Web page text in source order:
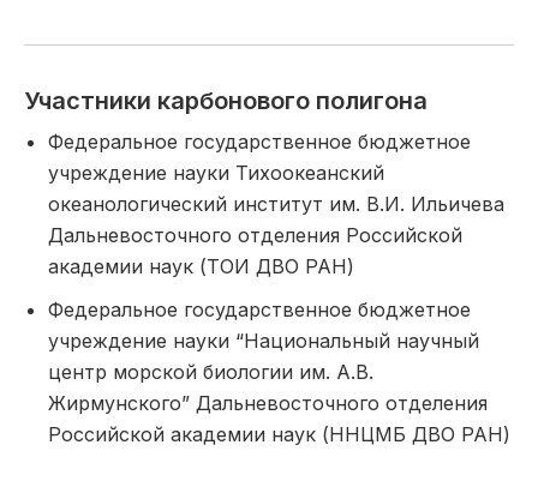
Участники карбонового полигона
Федеральное государственное бюджетное
учреждение науки Тихоокеанский
океанологический институт им. В.И. Ильичева
Дальневосточного отделения Российской
академии наук (ТОИ ДВО РАН)
Федеральное государственное бюджетное
учреждение науки “Национальный научный
центр морской биологии им. А.В.
Жирмунского” Дальневосточного отделения
Российской академии наук (ННЦМБ ДВО РАН)